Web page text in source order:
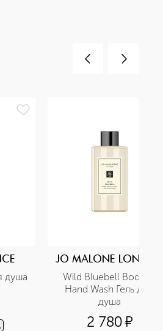
душа
JO MALONE
Wild Bluebell Body &
Hand Wash Гель для
душа
2 780¤